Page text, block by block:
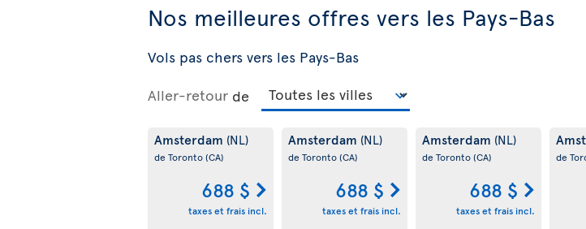
Nos meilleures offres vers les Pays-Bas
Vols pas chers vers les Pays-Bas
Aller-retour de
Amsterdam (NL)
de Toronto(CA)
688 $
taxes et frais incl.
Amsterdam (NL)
de Toronto(CA)
688 $
taxes et frais incl.
Amsterdam (NL)
de Toronto(CA)
688 $
taxes et frais incl.
de